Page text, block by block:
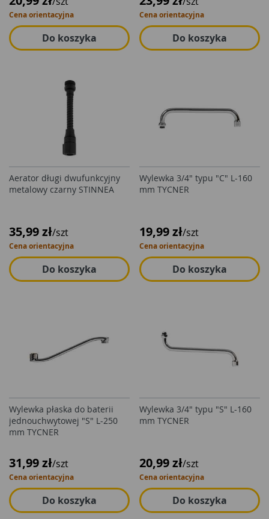
Cena orientacyjna
Do koszyka
Cena orientacyjna
Do koszyka
Aerator długi dwufunkcyjny
metalowy czarny STINNEA
35,99 zł/szt
Cena orientacyjna
Do koszyka
Wylewka 3/4" typu "C" L-160
mm TYCNER
19,99 zł/szt
Cena orientacyjna
Do koszyka
Wylewka płaska do baterii
jednouchwytowej "S" L-250
mm TYCNER
31,99 zł/szt
Cena orientacyjna
Do koszyka
Wylewka 3/4" typu "S" L-160
mm TYCNER
20,99 zł/szt
Cena orientacyjna
Do koszyka